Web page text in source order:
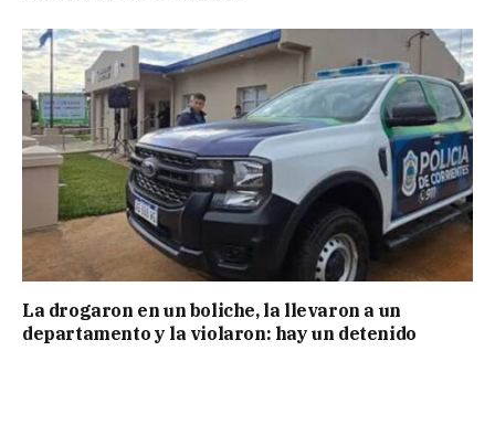
La drogaron en un boliche, la llevaron a un
departamento y la violaron: hay un detenido